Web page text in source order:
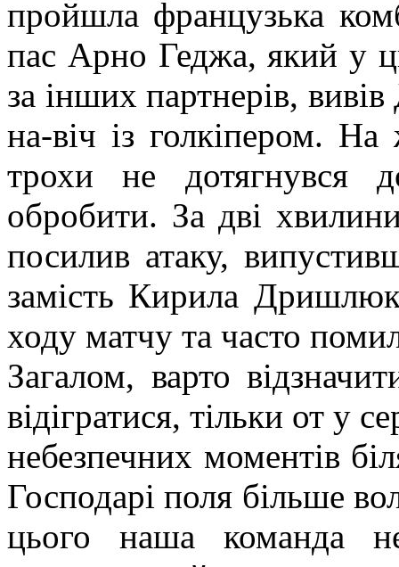
пройшла французька
пас Арно Геджа, який у
за інших партнерів,
на-віч із голкіпером.
трохи не дотягнувся
обробити. За дві
посилив атаку,
замість Кирила
ходу матчу та часто
Загалом, варто
відігратися, тільки от у
небезпечних моментів
Господарі поля більше
цього наша команда